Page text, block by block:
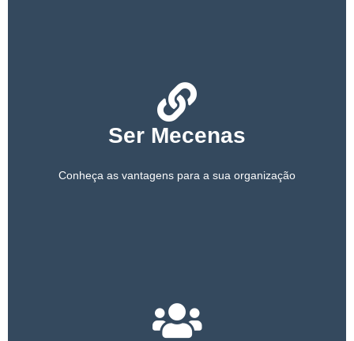
Ser Mecenas
Conheça as vantagens para a sua organização